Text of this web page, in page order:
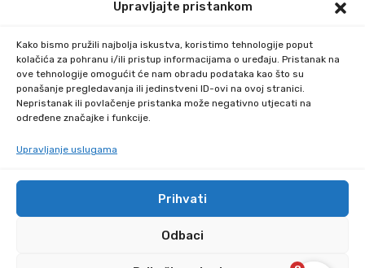
Upravljajte pristankom
Kako bismo pružili najbolja iskustva, koristimo tehnologije poput
kolačića za pohranu i/ili pristup informacijama o uređaju. Pristanak na
ove tehnologije omogućit će nam obradu podataka kao što su
ponašanje pregledavanja ili jedinstveni ID-ovi na ovoj stranici.
Nepristanak ili povlačenje pristanka može negativno utjecati na
određene značajke i funkcije.
Upravljanje uslugama
Prihvati
Odbaci
Adresa
Industrijska ulica 39,
34000 Požega
© Copyright 2024 by kupitapetu.com